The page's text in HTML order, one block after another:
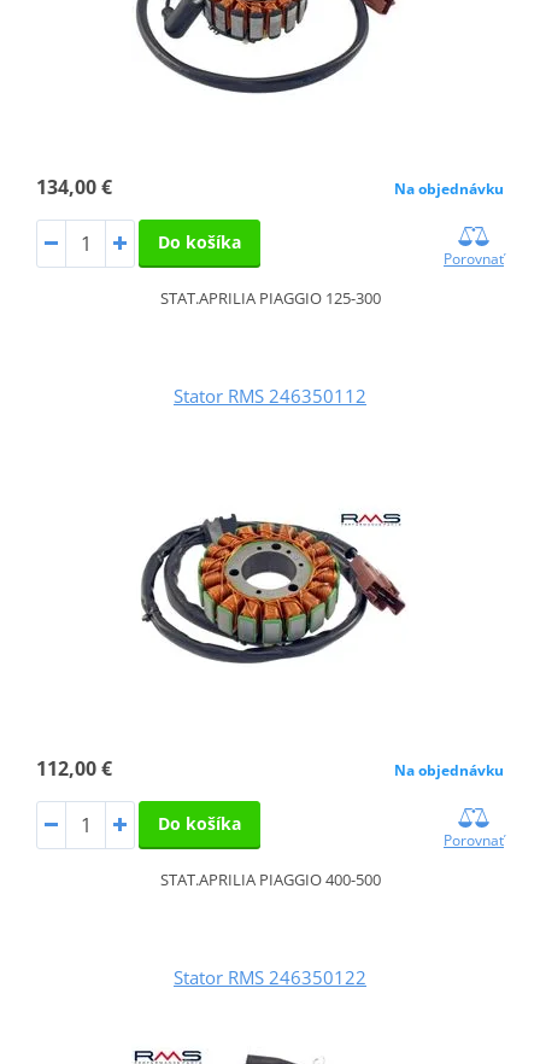
134,00 € Na objednávku
Do košíka
Porovnať
STAT.APRILIA PIAGGIO 125-300
Stator RMS 246350112
112,00 € Na objednávku
Do košíka
Porovnať
STAT.APRILIA PIAGGIO 400-500
Stator RMS 246350122